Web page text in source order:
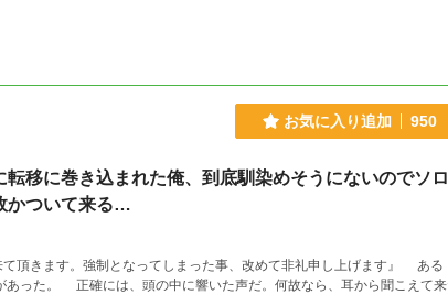
お気に入り追加 950
移に巻き込まれた俺、到底馴染めそうにないのでソロ
かついて来る…
きます。強制となってしまった事、改めて非礼申し上げます』 ある